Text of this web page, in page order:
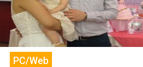
PC/Web